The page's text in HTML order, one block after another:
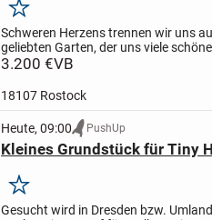
Merken
Schweren Herzens trennen wir uns
geliebten Garten, der uns viele
uns, dass dieses kleine Stück Grün in
3.200 €VB
18107 Rostock
Heute, 09:00 PushUp
Kleines Grundstück für Tiny
Merken
Gesucht wird in Dresden bzw.